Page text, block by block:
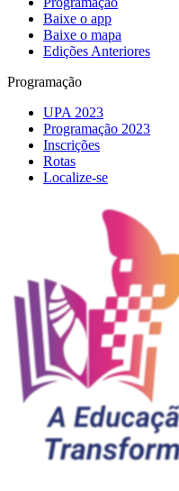
Baixe o app
Baixe o mapa
Edições Anteriores
Programação
UPA 2023
Programação 2023
Inscrições
Rotas
Localize-se